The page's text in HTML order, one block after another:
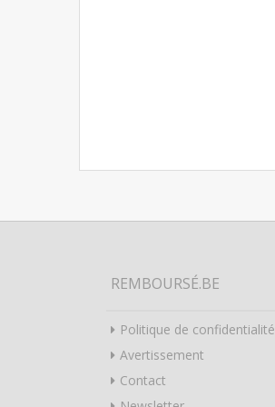
REMBOURSÉ.BE
Politique de confidentialité
Avertissement
Contact